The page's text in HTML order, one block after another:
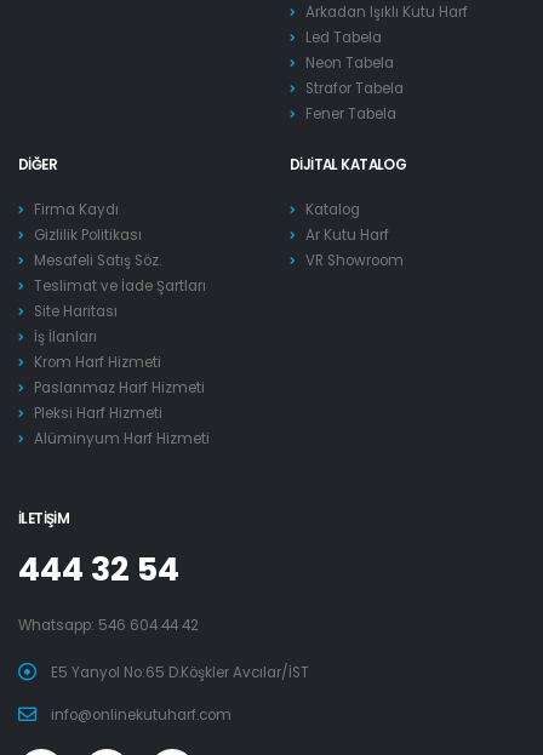
Arkadan Işıklı Kutu Harf
Led Tabela
Neon Tabela
Strafor Tabela
Fener Tabela
DIĞER
Firma Kaydı
Gizlilik Politikası
Mesafeli Satış Söz.
Teslimat ve İade Şartları
Site Haritası
İş İlanları
Krom Harf Hizmeti
Paslanmaz Harf Hizmeti
Pleksi Harf Hizmeti
Alüminyum Harf Hizmeti
DIJITAL KATALOG
Katalog
Ar Kutu Harf
VR Showroom
İLETIŞIM
444 32 54
Whatsapp: 546 604 44 42
E5 Yanyol No:65 D.Köşkler Avcılar/İST
info@onlinekutuharf.com